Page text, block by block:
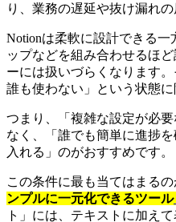
り、業務の遅延や抜け漏れの
Notionは柔軟に設計できる
ップなどを組み合わせるほ
ーには扱いづらくなります
誰も使わない」という状態に
つまり、「複雑な設定が必
なく、「誰でも簡単に進捗
入れる」のがおすすめです。
この条件に最も当てはまるの
ンプルに一元化できるツール
ト」には、テキストに加え